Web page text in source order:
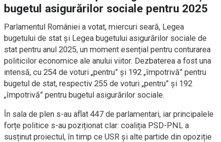
bugetul asigurărilor sociale pentru 2025
Parlamentul României a votat, miercuri seară, Legea
bugetului de stat și Legea bugetului asigurărilor sociale de
stat pentru anul 2025, un moment esențial pentru conturarea
politicilor economice ale anului viitor. Dezbaterea a fost una
intensă, cu 254 de voturi „pentru” și 192 „împotrivă” pentru
bugetul de stat, respectiv 255 de voturi „pentru” și 192
„împotrivă” pentru bugetul asigurărilor sociale.
În sala de plen s-au aflat 447 de parlamentari, iar principalele
forțe politice s-au poziționat clar: coaliția PSD-PNL a
susținut proiectul, în timp ce USR și alte partide din opoziție